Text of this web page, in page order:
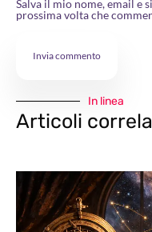
Salva il mio nome, email e
prossima volta che
In linea
Articoli